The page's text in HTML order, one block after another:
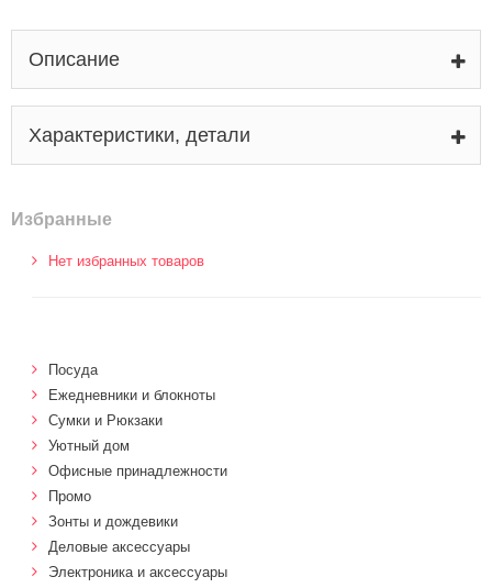
Описание
Характеристики, детали
Избранные
Нет избранных товаров
Посуда
Ежедневники и блокноты
Сумки и Рюкзаки
Уютный дом
Офисные принадлежности
Промо
Зонты и дождевики
Деловые аксессуары
Электроника и аксессуары